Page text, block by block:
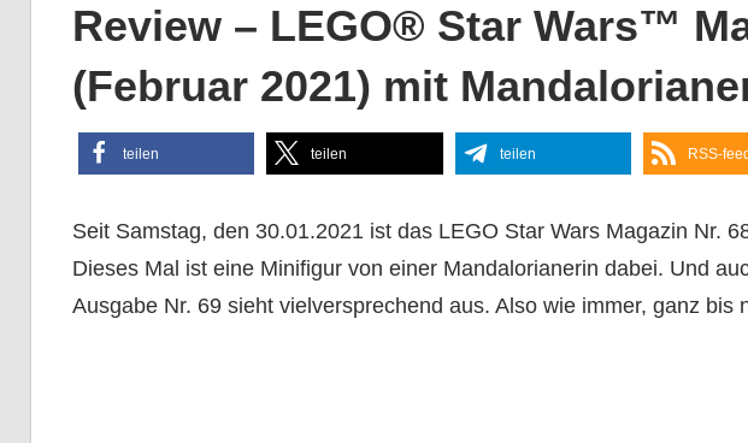
Review – LEGO® Star Wars™
(Februar 2021) mit
teilen teilen teilen RSS-
Seit Samstag, den 30.01.2021 ist das LEGO Star Wars Magazin Nr.
Dieses Mal ist eine Minifigur von einer Mandalorianerin dabei. Und
Ausgabe Nr. 69 sieht vielversprechend aus. Also wie immer, ganz bis